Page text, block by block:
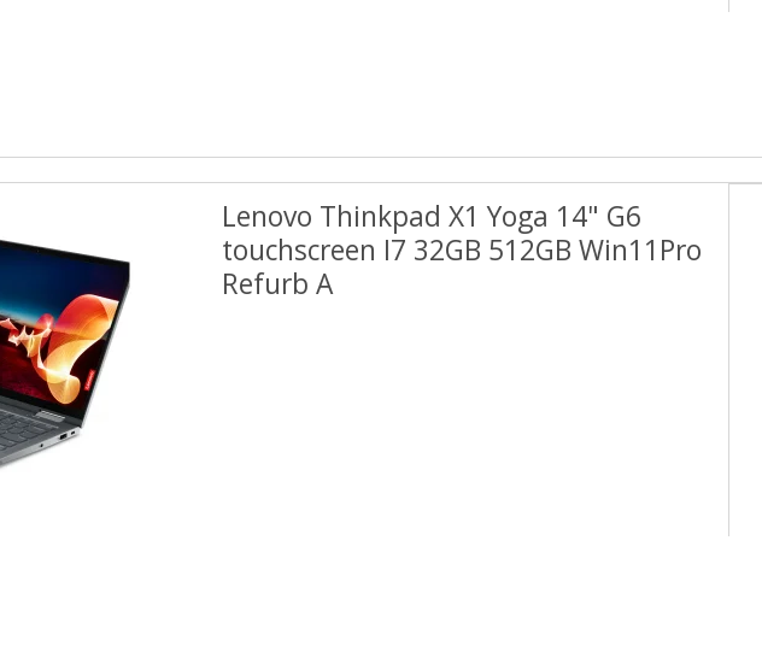
Lenovo Thinkpad X1 Yoga 14" G6
touchscreen I7 32GB 512GB Win11Pro
Refurb A